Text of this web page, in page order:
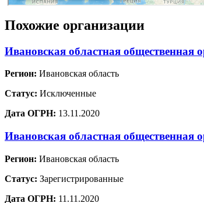
Похожие организации
Ивановская областная общественная
Регион: Ивановская область
Статус: Исключенные
Дата ОГРН: 13.11.2020
Ивановская областная общественная
Регион: Ивановская область
Статус: Зарегистрированные
Дата ОГРН: 11.11.2020